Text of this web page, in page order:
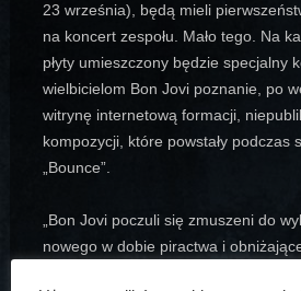
23 września), będą mieli
na koncert zespołu. Mało tego. Na
płyty umieszczony będzie specjalny
wielbicielom Bon Jovi poznanie, po
witrynę internetową formacji,
kompozycji, które powstały podczas
„Bounce”.
„Bon Jovi poczuli się zmuszeni do
nowego w dobie piractwa i